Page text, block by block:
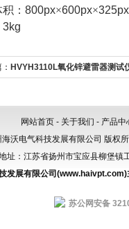
： 800px×600px×325px
3kg
HVYH3110L氧化锌避雷器测试
网站首页 - 关于我们 - 产品中
海沃电气科技发展有限公司 版权
址：江苏省扬州市宝应县柳堡
发展有限公司(www.haivpt.com)
苏公网安备